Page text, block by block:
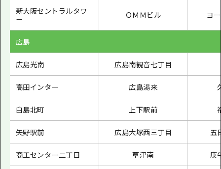
新大阪セントラルタワ
ー
ＯＭＭビル ヨ
広島
広島光南 広島南観音七丁目
高田インター 広島湯来
白島北町 上下駅前
矢野駅前 広島大塚西三丁目 五
商工センター二丁目 草津南 庚